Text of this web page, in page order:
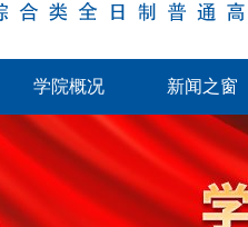
学院概况 新闻之窗